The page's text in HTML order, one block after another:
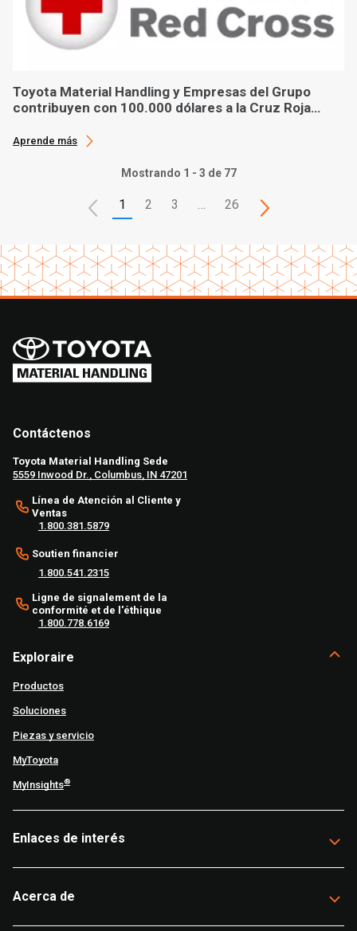
Toyota Material Handling y Empresas del Grupo
contribuyen con 100.000 dólares a la Cruz Roja
Aprende más
Mostrando 1 - 3 de 77
1 2 3 26
Contáctenos
Toyota Material Handling Sede
5559 Inwood Dr., Columbus, IN 47201
Línea de Atención al Cliente y
Ventas
1.800.381.5879
Soutien financier
1.800.541.2315
Ligne de signalement de la
conformité et de l'éthique
1.800.778.6169
Exploraire
Productos
Soluciones
Piezas y servicio
MyToyota
MyInsights®
Enlaces de interés
Acerca de